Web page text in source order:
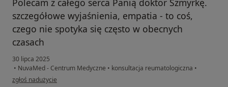
Polecam z całego serca Panią doktor Szmyrkę.
szczegółowe wyjaśnienia, empatia - to coś,
czego nie spotyka się często w obecnych
czasach
30 lipca 2025
• NuvaMed - Centrum Medyczne • konsultacja reumatologiczna •
w opinii użytkownika Joanna
zgłoś nadużycie